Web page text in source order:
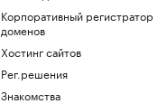
Корпоративный регистратор
доменов
Хостинг сайтов
Рег.решения
Знакомства